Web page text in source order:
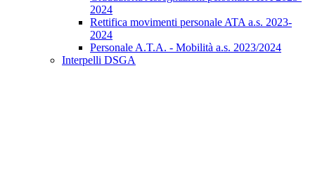
2024
Rettifica movimenti personale ATA a.s. 2023-
2024
Personale A.T.A. - Mobilità a.s. 2023/2024
Interpelli DSGA